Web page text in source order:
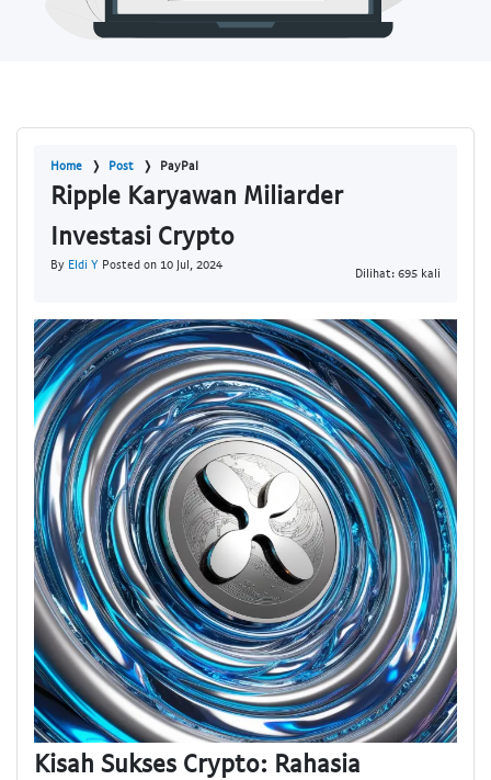
Home Post PayPal
Ripple Karyawan Miliarder
Investasi Crypto
By Eldi Y Posted on 10 Jul, 2024
Dilihat: 695 kali
Kisah Sukses Crypto: Rahasia